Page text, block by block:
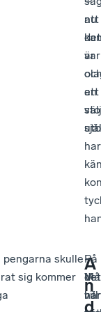
att
det
är
att
har
nu
var
en
skulle
sig kommer
–
vill
A
n
d
På
det
här
–
Vi
har